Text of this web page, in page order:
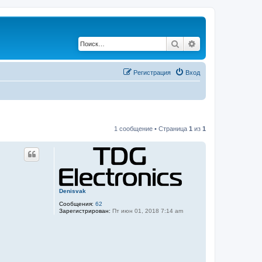
Поиск
Вход
Регистрация
1 сообщение • Страница 1 из 1
Denisvak
Сообщения: 62
Зарегистрирован: Пт июн 01, 2018 7:14 am